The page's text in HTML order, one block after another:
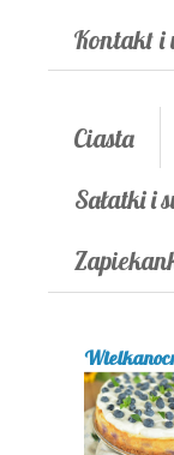
Kontakt i
Ciasta
Sałatki i